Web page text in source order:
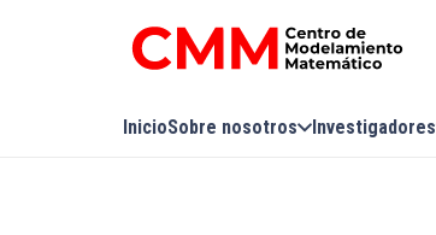
InicioSobre nosotros Investigadores